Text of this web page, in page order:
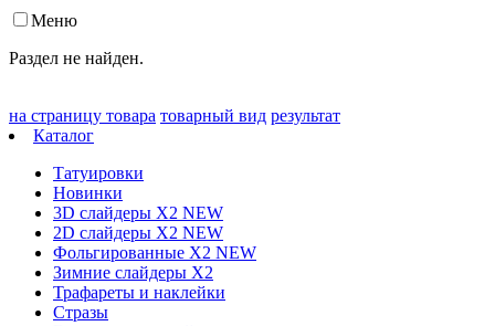
Меню
Раздел не найден.
на страницу товара товарный вид результат
Каталог
Татуировки
Новинки
3D слайдеры X2 NEW
2D слайдеры X2 NEW
Фольгированные X2 NEW
Зимние слайдеры Х2
Трафареты и наклейки
Стразы